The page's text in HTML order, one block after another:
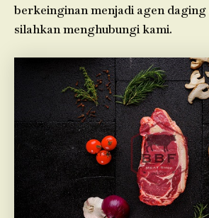
berkeinginan menjadi agen daging
silahkan menghubungi kami.